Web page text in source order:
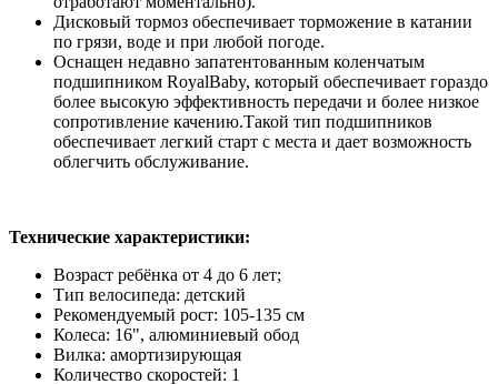
Дисковый тормоз обеспечивает торможение в катании
по грязи, воде и при любой погоде.
Оснащен недавно запатентованным коленчатым
подшипником RoyalBaby, который обеспечивает гораздо
более высокую эффективность передачи и более низкое
сопротивление качению.Такой тип подшипников
обеспечивает легкий старт с места и дает возможность
облегчить обслуживание.
Технические характеристики:
Возраст ребёнка от 4 до 6 лет;
Тип велосипеда: детский
Рекомендуемый рост: 105-135 см
Колеса: 16", алюминиевый обод
Вилка: амортизирующая
Количество скоростей: 1